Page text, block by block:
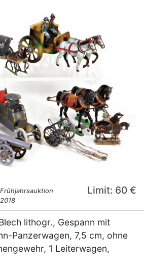
Frühjahrsauktion
2018
Limit: 60 €
lithogr., Gespann mit
Panzerwagen, 7,5 cm, ohne
1 Leiterwagen,